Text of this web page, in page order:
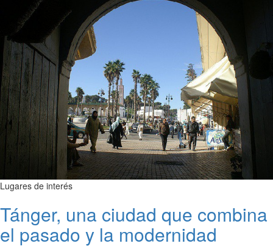
Lugares de interés
Tánger, una ciudad que combina
el pasado y la modernidad